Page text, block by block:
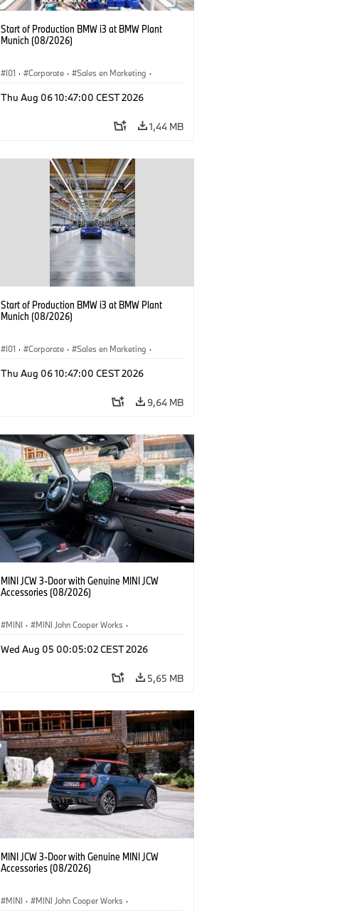
Start of Production BMW i3 at BMW Plant
Munich (08/2026)
I01 · Corporate · Sales en Marketing ·
Thu Aug 06 10:47:00 CEST 2026
1,44 MB
Start of Production BMW i3 at BMW Plant
Munich (08/2026)
I01 · Corporate · Sales en Marketing ·
Thu Aug 06 10:47:00 CEST 2026
9,64 MB
MINI JCW 3-Door with Genuine MINI JCW
Accessories (08/2026)
MINI · MINI John Cooper Works ·
Wed Aug 05 00:05:02 CEST 2026
5,65 MB
MINI JCW 3-Door with Genuine MINI JCW
Accessories (08/2026)
MINI · MINI John Cooper Works ·